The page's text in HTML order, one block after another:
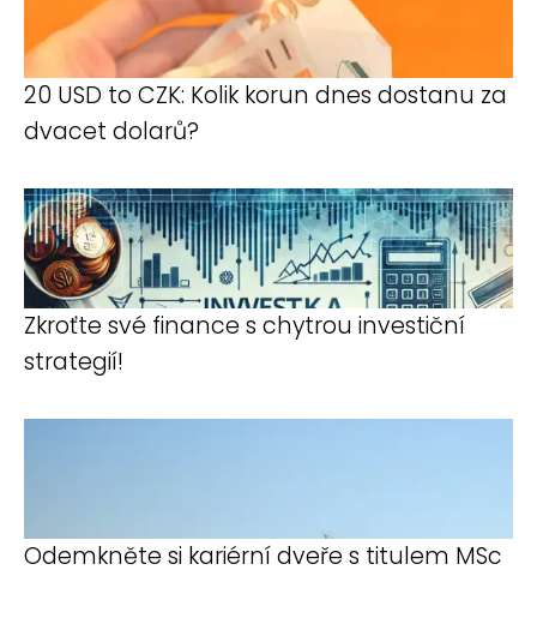
20 USD to CZK: Kolik korun dnes dostanu za
dvacet dolarů?
Zkroťte své finance s chytrou investiční
strategií!
Odemkněte si kariérní dveře s titulem MSc